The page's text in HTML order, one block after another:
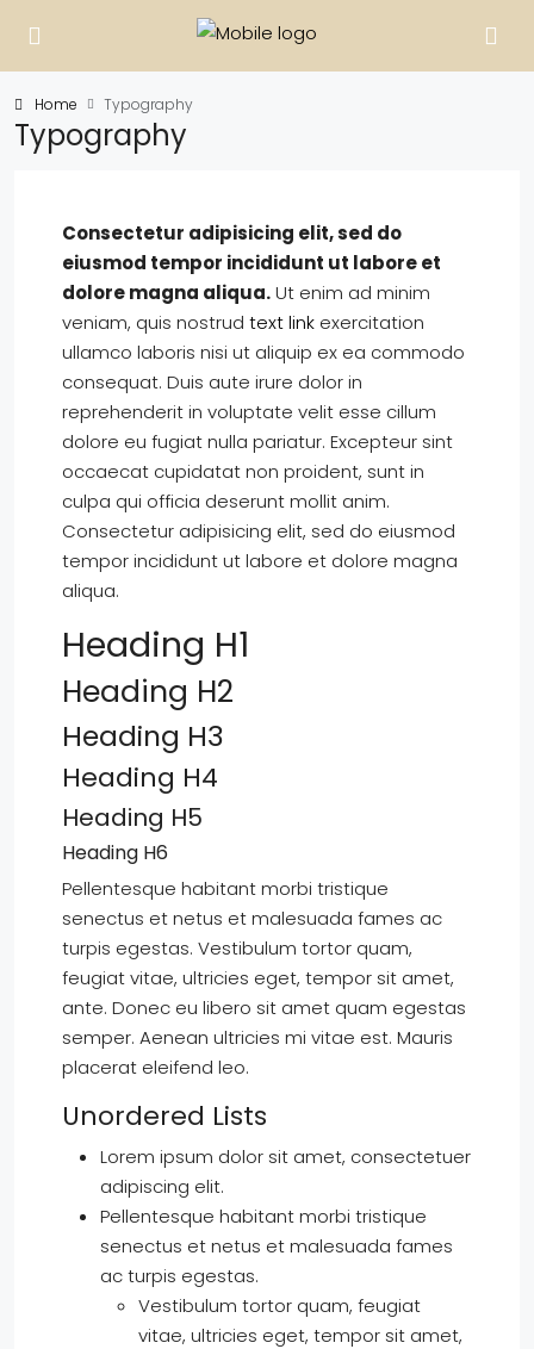
Home Typography
Typography
Consectetur adipisicing elit, sed do
eiusmod tempor incididunt ut labore et
dolore magna aliqua.Ut enim ad minim
veniam, quis nostrud text link exercitation
ullamco laboris nisi ut aliquip ex ea commodo
consequat. Duis aute irure dolor in
reprehenderit in voluptate velit esse cillum
dolore eu fugiat nulla pariatur. Excepteur sint
occaecat cupidatat non proident, sunt in
culpa qui officia deserunt mollit anim.
Consectetur adipisicing elit, sed do eiusmod
tempor incididunt ut labore et dolore magna
aliqua.
Heading H1
Heading H2
Heading H3
Heading H4
Heading H5
Heading H6
Pellentesque habitant morbi tristique
senectus et netus et malesuada fames ac
turpis egestas. Vestibulum tortor quam,
feugiat vitae, ultricies eget, tempor sit amet,
ante. Donec eu libero sit amet quam egestas
semper. Aenean ultricies mi vitae est. Mauris
placerat eleifend leo.
Unordered Lists
Lorem ipsum dolor sit amet, consectetuer
adipiscing elit.
Pellentesque habitant morbi tristique
senectus et netus et malesuada fames
ac turpis egestas.
Vestibulum tortor quam, feugiat
vitae, ultricies eget, tempor sit amet,